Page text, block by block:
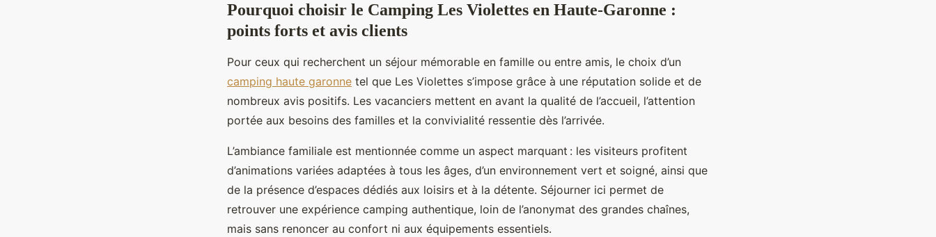
Pourquoi choisir le Camping Les Violettes en Haute-Garonne :
points forts et avis clients
Pour ceux qui recherchent un séjour mémorable en famille ou entre amis, le choix d’un
camping haute garonne tel que Les Violettes s’impose grâce à une réputation solide et de
nombreux avis positifs. Les vacanciers mettent en avant la qualité de l’accueil, l’attention
portée aux besoins des familles et la convivialité ressentie dès l’arrivée.
L’ambiance familiale est mentionnée comme un aspect marquant : les visiteurs profitent
d’animations variées adaptées à tous les âges, d’un environnement vert et soigné, ainsi que
de la présence d’espaces dédiés aux loisirs et à la détente. Séjourner ici permet de
retrouver une expérience camping authentique, loin de l’anonymat des grandes chaînes,
mais sans renoncer au confort ni aux équipements essentiels.